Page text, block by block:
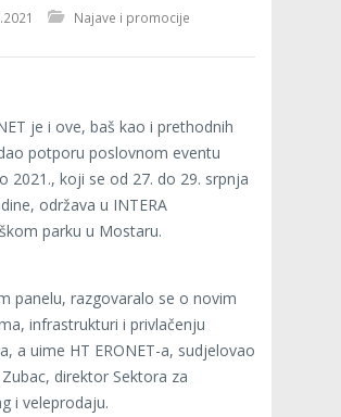
Najave i promocije
je i ove, baš kao i prethodnih
potporu poslovnom eventu
2021., koji se od 27. do 29. srpnja
održava u INTERA
parku u Mostaru.
panelu, razgovaralo se o novim
infrastrukturi i privlačenju
a uime HT ERONET-a, sudjelovao
direktor Sektora za
i veleprodaju.